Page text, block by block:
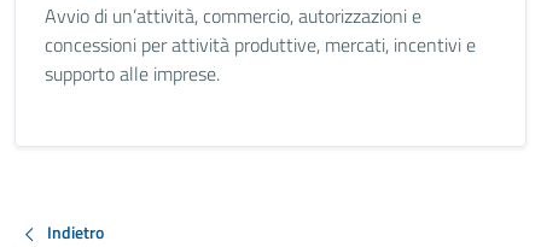
Avvio di un’attività, commercio, autorizzazioni e
concessioni per attività produttive, mercati, incentivi e
supporto alle imprese.
Indietro